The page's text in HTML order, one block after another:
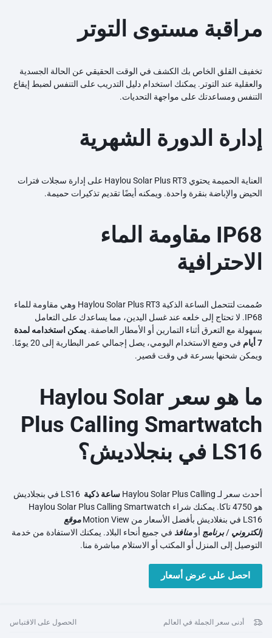
مراقبة مستوى التوتر
تخفيف القلق الخاص بك الكشف في الوقت الحقيقي عن الحالة الجسدية
والعقلية عند التوتر. يمكنك استخدام دليل التدريب على التنفس لضبط إيقاع
التنفس ومساعدتك على مواجهة التحديات.
إدارة الدورة الشهرية
العناية الحميمة يحتوي Haylou Solar Plus RT3 على إدارة سجلات فترات
الحيض والإباضة بنقرة واحدة. ويمكنه أيضًا تقديم تذكيرات حميمة.
IP68 مقاومة الماء
الاحترافية
صُممت لتتحمل الساعة الذكية Haylou Solar Plus RT3 وهي مقاومة للماء
IP68. لا تحتاج إلى خلعه عند غسل اليدين، مما يساعدك على التعامل
بسهولة مع التعرق أثناء التمارين أو الأمطار العاصفة. يمكن استخدامه لمدة
7 أيام
في وضع الاستخدام اليومي، يصل إجمالي عمر البطارية إلى 20 يومًا.
ويمكن شحنها بسرعة في وقت قصير.
ما هو سعر Haylou Solar
Plus Calling Smartwatch
LS16 في بنجلاديش؟
أحدث سعر لـ Haylou Solar Plus Calling ساعة ذكية
LS16 في بنجلاديش
هو 4750 تاكا. يمكنك شراء Haylou Solar Plus Calling Smartwatch
LS16 في بنغلاديش بأفضل الأسعار من Motion View
موقع
إلكتروني / برنامج أومنافذ في جميع أنحاء البلاد. يمكنك الاستفادة من خدمة
التوصيل إلى المنزل أو المكتب أو الاستلام مباشرة منا.
احصل على عرض أسعار
أدنى سعر الجملة في العالم الحصول على الاقتباس